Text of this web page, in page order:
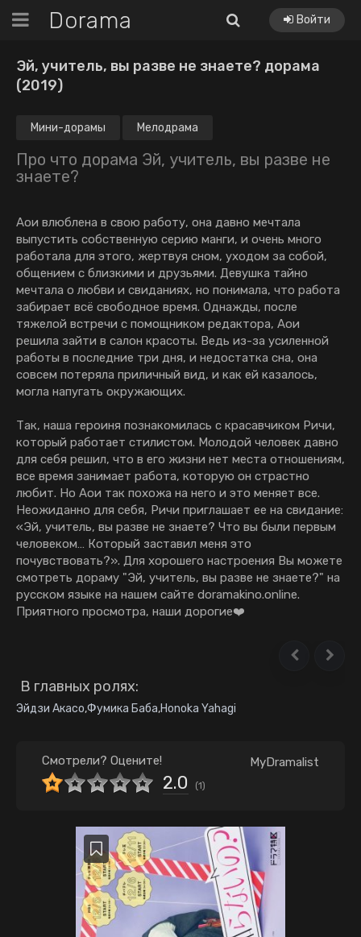
Dorama Войти
Эй, учитель, вы разве не знаете? дорама
(2019)
Мини-дорамы Мелодрама
Про что дорама Эй, учитель, вы разве не
знаете?
Аои влюблена в свою работу, она давно мечтала
выпустить собственную серию манги, и очень много
работала для этого, жертвуя сном, уходом за собой,
общением с близкими и друзьями. Девушка тайно
мечтала о любви и свиданиях, но понимала, что работа
забирает всё свободное время. Однажды, после
тяжелой встречи с помощником редактора, Аои
решила зайти в салон красоты. Ведь из-за усиленной
работы в последние три дня, и недостатка сна, она
совсем потеряла приличный вид, и как ей казалось,
могла напугать окружающих.
Так, наша героиня познакомилась с красавчиком Ричи,
который работает стилистом. Молодой человек давно
для себя решил, что в его жизни нет места отношениям,
все время занимает работа, которую он страстно
любит. Но Аои так похожа на него и это меняет все.
Неожиданно для себя, Ричи приглашает ее на свидание:
«Эй, учитель, вы разве не знаете? Что вы были первым
человеком… Который заставил меня это
почувствовать?». Для хорошего настроения Вы можете
смотреть дораму "Эй, учитель, вы разве не знаете?" на
русском языке на нашем сайте doramakino.online.
Приятного просмотра, наши дорогие❤️
В главных ролях:
Эйдзи Акасо,Фумика Баба,Honoka Yahagi
Смотрели? Оцените!
2.0 (1)
MyDramalist